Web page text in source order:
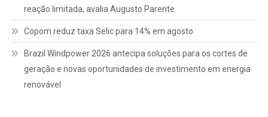
reação limitada, avalia Augusto Parente
Copom reduz taxa Selic para 14% em agosto
Brazil Windpower 2026 antecipa soluções para os cortes de
geração e novas oportunidades de investimento em energia
renovável